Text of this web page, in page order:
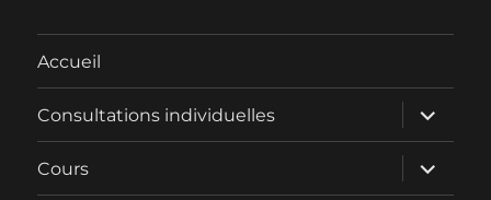
Accueil
Consultations individuelles
ouvrir
le
sous-
menu
Cours
ouvrir
le